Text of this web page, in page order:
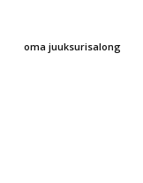
oma juuksurisalong